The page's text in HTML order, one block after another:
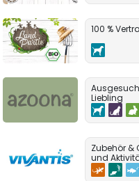
100 %
Liebling
Zubehör &
und